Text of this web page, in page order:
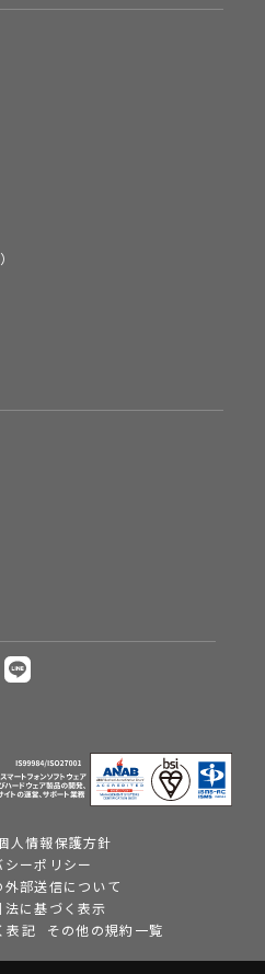
人情報保護方針
シーポリシー
部送信について
に基づく表示
表記
その他の規約一覧